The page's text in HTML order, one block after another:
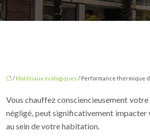
/ Matériaux écologiques / Performance thermique
Vous chauffez consciencieusement votre
négligé, peut significativement impacter
au sein de votre habitation.